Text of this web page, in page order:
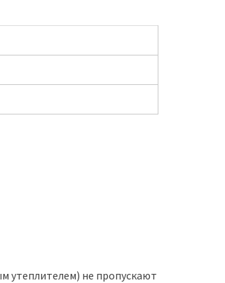
утеплителем) не пропускают